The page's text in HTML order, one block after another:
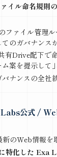
イル命名規則
ファイル管理
のガバナンス
有Drive配下で
案を提示して」
ナンスの全社
公式 /
のWeb情報を
特化した Exa